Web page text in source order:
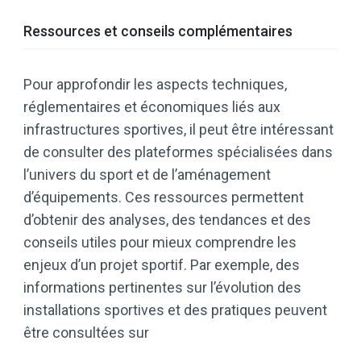
Ressources et conseils complémentaires
Pour approfondir les aspects techniques,
réglementaires et économiques liés aux
infrastructures sportives, il peut être intéressant
de consulter des plateformes spécialisées dans
l’univers du sport et de l’aménagement
d’équipements. Ces ressources permettent
d’obtenir des analyses, des tendances et des
conseils utiles pour mieux comprendre les
enjeux d’un projet sportif. Par exemple, des
informations pertinentes sur l’évolution des
installations sportives et des pratiques peuvent
être consultées sur